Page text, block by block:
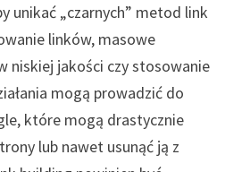
unikać „czarnych” metod link
linków, masowe
niskiej jakości czy stosowanie
mogą prowadzić do
które mogą drastycznie
lub nawet usunąć ją z